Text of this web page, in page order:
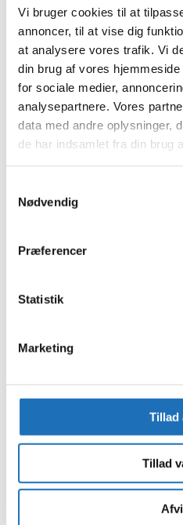
Vi bruger cookies til at
annoncer, til at vise dig
at analysere vores trafik. Vi
din brug af vores
for sociale medier,
analysepartnere. Vores
data med andre oplysninger,
de har indsamlet fra din brug
Nødvendig
Præferencer
Statistik
Marketing
Tillad
Tillad
juni 2023
maj 2023
april 2023
februar 2023
januar 2023
december 2022
november 2022
oktober 2022
september 2022
august 2022
juli 2022
juni 2022
april 2022
marts 2022
december 2021
september 2021
august 2021
maj 2021
november 2020
oktober 2020
juli 2020